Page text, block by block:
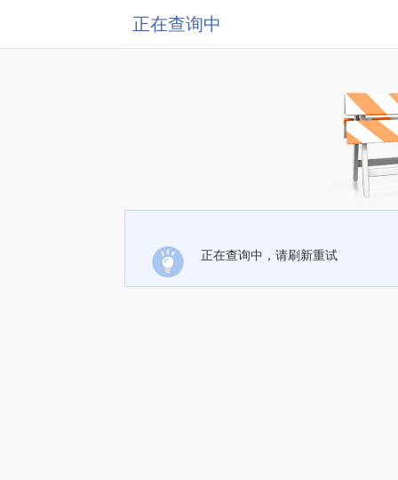
正在查询中
正在查询中，请刷新重试